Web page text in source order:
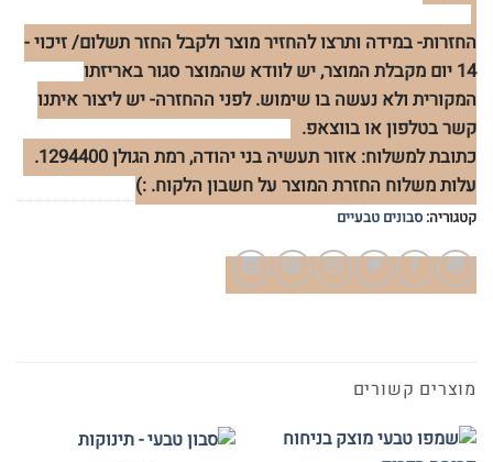
החזרות- במידה ותרצו להחזיר מוצר ולקבל החזר תשלום/ זיכוי -
14 יום מקבלת המוצר, יש לוודא שהמוצר סגור באריזתו
המקורית ולא נעשה בו שימוש. לפני ההחזרה- יש ליצור איתנו
קשר בטלפון או בווצאפ.
כתובת למשלוח: אזור תעשיה בני יהודה, רמת הגולן 1294400.
עלות משלוח החזרת המוצר על חשבון הלקוח. :)
קטגוריה: סבונים טבעיים
מוצרים קשורים